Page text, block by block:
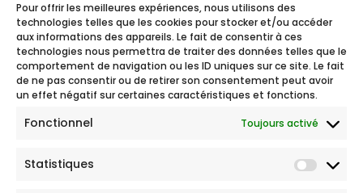
Pour offrir les meilleures expériences, nous utilisons des
technologies telles que les cookies pour stocker et/ou accéder
aux informations des appareils. Le fait de consentir à ces
technologies nous permettra de traiter des données telles que le
comportement de navigation ou les ID uniques sur ce site. Le fait
de ne pas consentir ou de retirer son consentement peut avoir
un effet négatif sur certaines caractéristiques et fonctions.
Fonctionnel Toujours activé
Statistiques